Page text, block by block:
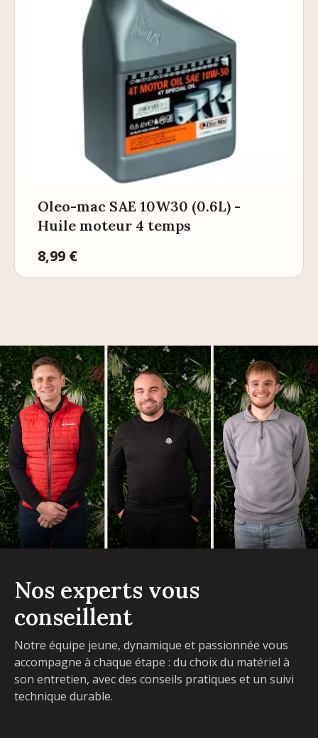
Oleo-mac SAE 10W30 (0.6L) -
Huile moteur 4 temps
Prix
8,99 €
Nos experts vous
conseillent
Notre équipe jeune, dynamique et passionnée vous
accompagne à chaque étape : du choix du matériel à
son entretien, avec des conseils pratiques et un suivi
technique durable.